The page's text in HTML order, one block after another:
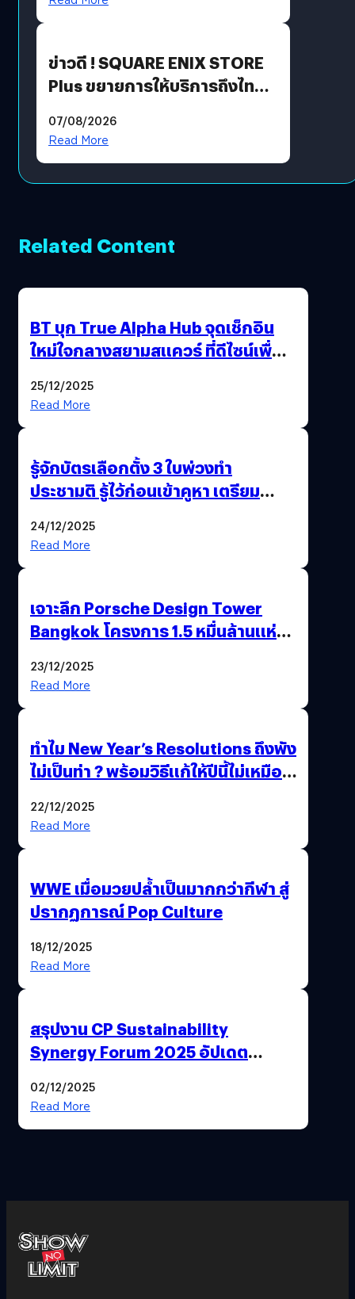
ข่าวดี ! SQUARE ENIX STORE
Plus ขยายการให้บริการถึงไทย
โดยตรง
07/08/2026
Read More
Related Content
BT บุก True Alpha Hub จุดเช็กอิน
ใหม่ใจกลางสยามสแควร์ ที่ดีไซน์เพื่อ
25/12/2025
Read More
รู้จักบัตรเลือกตั้ง 3 ใบพ่วงทำ
ประชามติ รู้ไว้ก่อนเข้าคูหา เตรียม
24/12/2025
Read More
เจาะลึก Porsche Design Tower
Bangkok โครงการ 1.5 หมื่นล้านแห่ง
23/12/2025
Read More
ทำไม New Year’s Resolutions ถึงพัง
ไม่เป็นท่า ? พร้อมวิธีแก้ให้ปีนี้ไม่เหมือน
22/12/2025
Read More
WWE เมื่อมวยปล้ำเป็นมากกว่ากีฬา สู่
ปรากฏการณ์ Pop Culture
18/12/2025
Read More
สรุปงาน CP Sustainability
Synergy Forum 2025 อัปเดต
ยั่งยืน
02/12/2025
Read More